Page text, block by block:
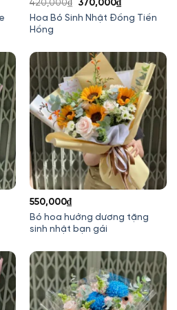
Hoa Bó Sinh Nhật Đồng Tiền
Hồng
420,000₫
Giá
gốc
370,000₫Giá
hiện
370,000₫.
Bó hoa hướng dương tặng
sinh nhật bạn gái
550,000₫